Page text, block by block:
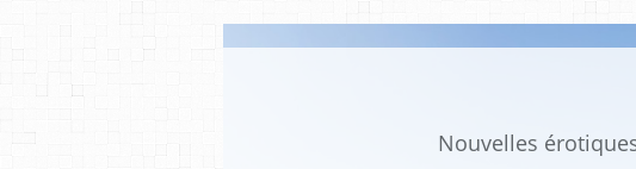
Nouvelles